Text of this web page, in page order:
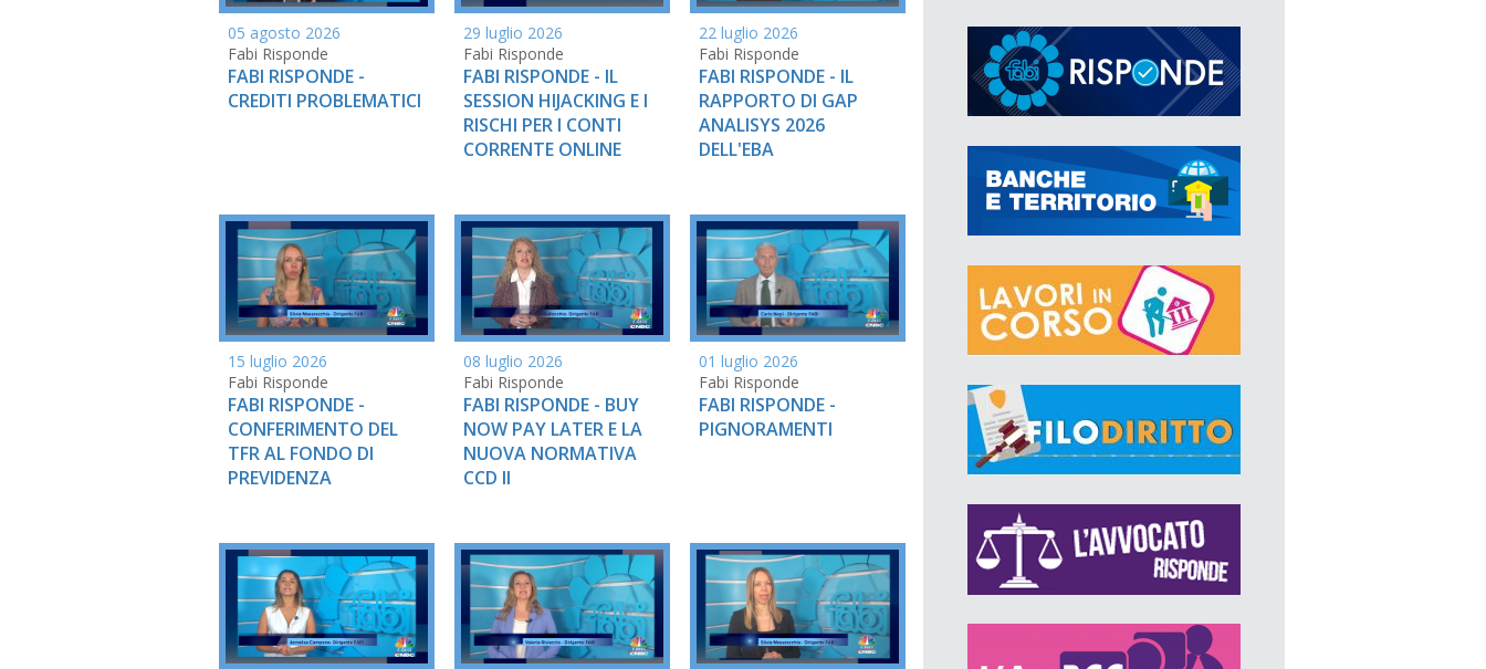
05 agosto 2026
Fabi Risponde
FABI RISPONDE -
CREDITI PROBLEMATICI
29 luglio 2026
Fabi Risponde
FABI RISPONDE - IL
SESSION HIJACKING E I
RISCHI PER I CONTI
CORRENTE ONLINE
22 luglio 2026
Fabi Risponde
FABI RISPONDE - IL
RAPPORTO DI GAP
ANALISYS 2026
DELL'EBA
15 luglio 2026
Fabi Risponde
FABI RISPONDE -
CONFERIMENTO DEL
TFR AL FONDO DI
PREVIDENZA
08 luglio 2026
Fabi Risponde
FABI RISPONDE - BUY
NOW PAY LATER E LA
NUOVA NORMATIVA
CCD II
01 luglio 2026
Fabi Risponde
FABI RISPONDE -
PIGNORAMENTI